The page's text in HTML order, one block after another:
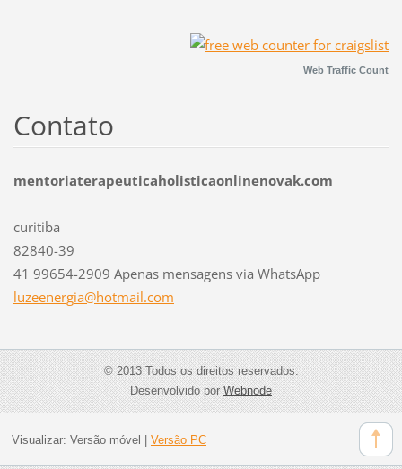
Web Traffic Count
Contato
mentoriaterapeuticaholisticaonlinenovak.com
curitiba
82840-39
41 99654-2909 Apenas mensagens via WhatsApp
luzeenergia@hotmail.com
© 2013 Todos os direitos reservados.
Desenvolvido porWebnode
Visualizar: Versão móvel Versão PC